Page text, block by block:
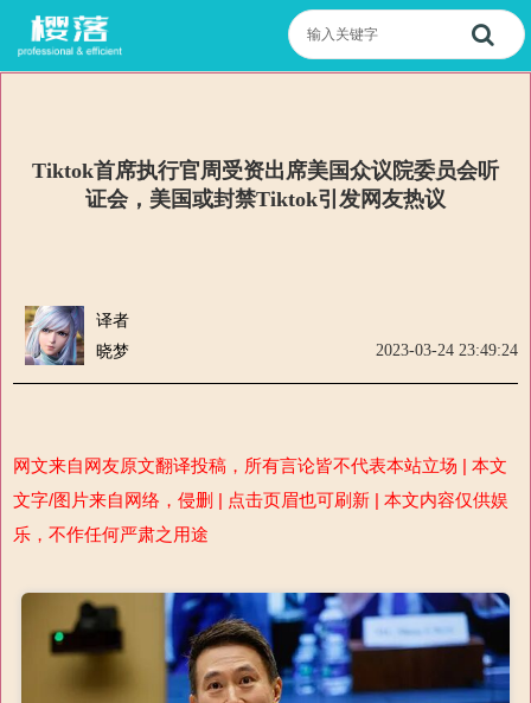
Tiktok首席执行官周受资出席美国众议院委员会听
证会，美国或封禁Tiktok引发网友热议
译者
晓梦
2023-03-24 23:49:24
网文来自网友原文翻译投稿，所有言论皆不代表本站立场 | 本文
文字/图片来自网络，侵删 | 点击页眉也可刷新 | 本文内容仅供娱
乐，不作任何严肃之用途